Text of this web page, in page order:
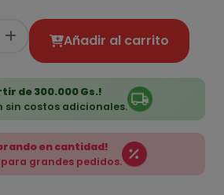
Añadir al carrito
de 300.000 Gs.!
sin costos adicionales.
en cantidad!
grandes pedidos.